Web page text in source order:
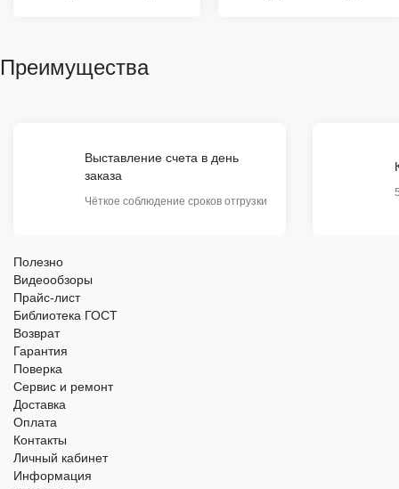
Преимущества
Выставление счета в день
заказа
Чёткое соблюдение сроков отгрузки
Полезно
Видеообзоры
Прайс-лист
Библиотека ГОСТ
Возврат
Гарантия
Поверка
Сервис и ремонт
Доставка
Оплата
Контакты
Личный кабинет
Информация